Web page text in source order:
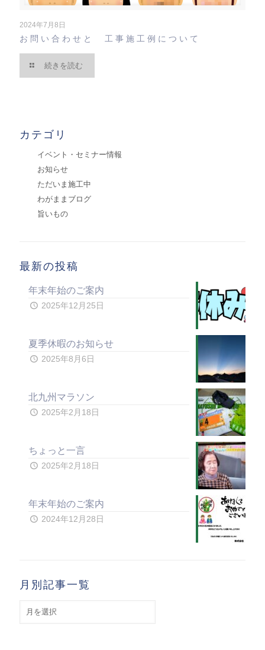
2024年7月8日
お問い合わせと 工事施工例について
続きを読む
カテゴリ
イベント・セミナー情報
お知らせ
ただいま施工中
わがままブログ
旨いもの
最新の投稿
年末年始のご案内
2025年12月25日
夏季休暇のお知らせ
2025年8月6日
北九州マラソン
2025年2月18日
ちょっと一言
2025年2月18日
年末年始のご案内
2024年12月28日
月別記事一覧